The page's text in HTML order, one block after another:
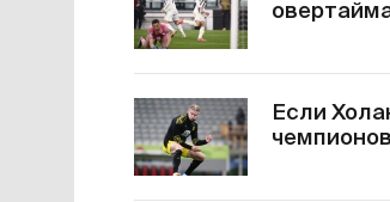
Если